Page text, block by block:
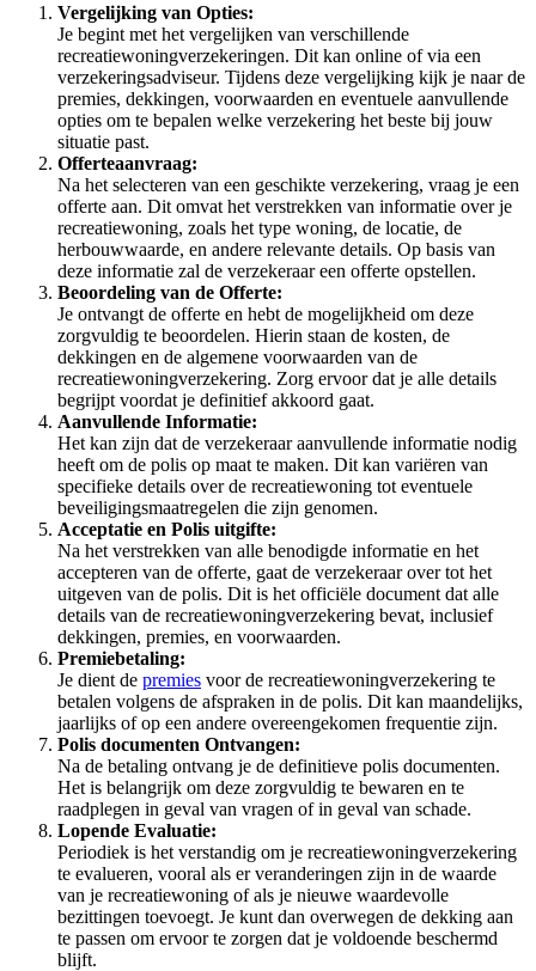
Vergelijking van Opties:
Je begint met het vergelijken van verschillende
recreatiewoningverzekeringen. Dit kan online of via een
verzekeringsadviseur. Tijdens deze vergelijking kijk je naar de
premies, dekkingen, voorwaarden en eventuele aanvullende
opties om te bepalen welke verzekering het beste bij jouw
situatie past.
Offerteaanvraag:
Na het selecteren van een geschikte verzekering, vraag je een
offerte aan. Dit omvat het verstrekken van informatie over je
recreatiewoning, zoals het type woning, de locatie, de
herbouwwaarde, en andere relevante details. Op basis van
deze informatie zal de verzekeraar een offerte opstellen.
Beoordeling van de Offerte:
Je ontvangt de offerte en hebt de mogelijkheid om deze
zorgvuldig te beoordelen. Hierin staan de kosten, de
dekkingen en de algemene voorwaarden van de
recreatiewoningverzekering. Zorg ervoor dat je alle details
begrijpt voordat je definitief akkoord gaat.
Aanvullende Informatie:
Het kan zijn dat de verzekeraar aanvullende informatie nodig
heeft om de polis op maat te maken. Dit kan variëren van
specifieke details over de recreatiewoning tot eventuele
beveiligingsmaatregelen die zijn genomen.
Acceptatie en Polis uitgifte:
Na het verstrekken van alle benodigde informatie en het
accepteren van de offerte, gaat de verzekeraar over tot het
uitgeven van de polis. Dit is het officiële document dat alle
details van de recreatiewoningverzekering bevat, inclusief
dekkingen, premies, en voorwaarden.
Premiebetaling:
Je dient de premies voor de recreatiewoningverzekering te
betalen volgens de afspraken in de polis. Dit kan maandelijks,
jaarlijks of op een andere overeengekomen frequentie zijn.
Polis documenten Ontvangen:
Na de betaling ontvang je de definitieve polis documenten.
Het is belangrijk om deze zorgvuldig te bewaren en te
raadplegen in geval van vragen of in geval van schade.
Lopende Evaluatie:
Periodiek is het verstandig om je recreatiewoningverzekering
te evalueren, vooral als er veranderingen zijn in de waarde
van je recreatiewoning of als je nieuwe waardevolle
bezittingen toevoegt. Je kunt dan overwegen de dekking aan
te passen om ervoor te zorgen dat je voldoende beschermd
blijft.